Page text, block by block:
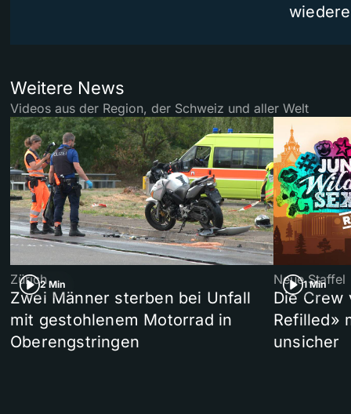
Weitere News
Videos aus der Region, der Schweiz und aller Welt
2 Min
Zürich
Zwei Männer sterben bei Unfall
mit gestohlenem Motorrad in
Oberengstringen
1 Min
Neue Staffel
Die Crew
Refilled»
unsicher